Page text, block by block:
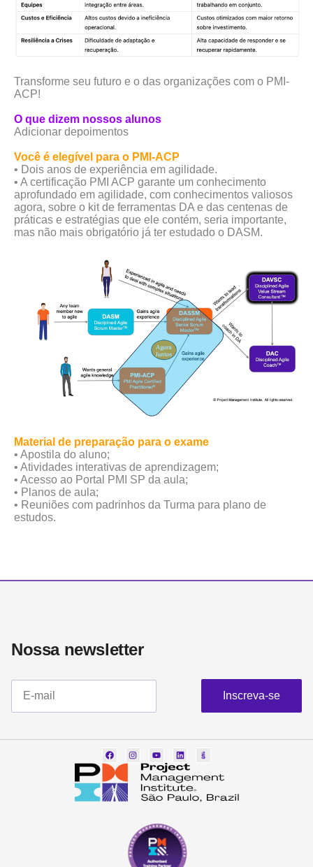
Transforme seu futuro e o das organizações com o PMI-
ACP!
O que dizem nossos alunos
Adicionar depoimentos
Você é elegível para o PMI-ACP
• Dois anos de experiência em agilidade.
• A certificação PMI ACP garante um conhecimento
aprofundado em agilidade, com conhecimentos valiosos
agora, sobre o kit de ferramentas DA e das centenas de
práticas e estratégias que ele contém, seria importante,
mas não mais obrigatório já ter estudado o DASM.
Material de preparação para o exame
• Apostila do aluno;
• Atividades interativas de aprendizagem;
• Acesso ao Portal PMI SP da aula;
• Planos de aula;
• Reuniões com padrinhos da Turma para plano de
estudos.
Nossa newsletter​
Inscreva-se